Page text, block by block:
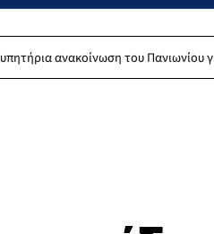
του Πανιωνίου για την ξαφνική